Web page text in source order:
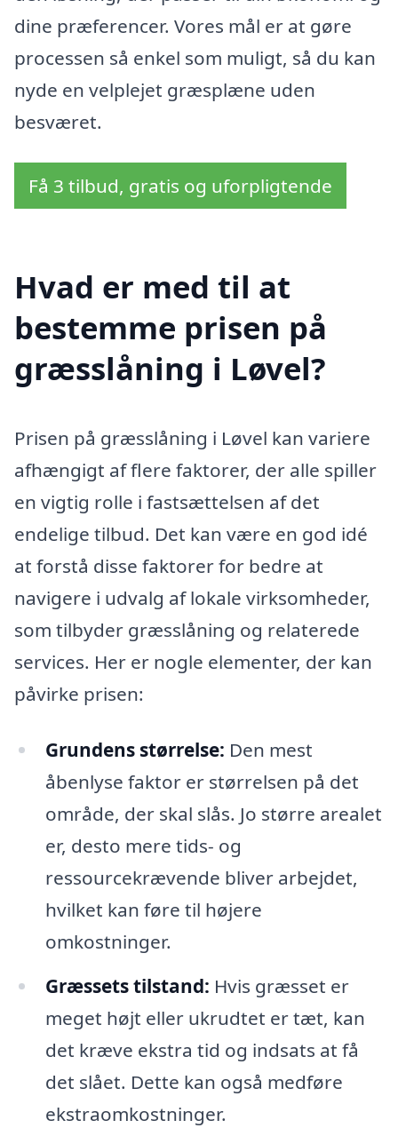
dine præferencer. Vores mål er at gøre
processen så enkel som muligt, så du kan
nyde en velplejet græsplæne uden
besværet.
Få 3 tilbud, gratis og uforpligtende
Hvad er med til at
bestemme prisen på
græsslåning i Løvel?
Prisen på græsslåning i Løvel kan variere
afhængigt af flere faktorer, der alle spiller
en vigtig rolle i fastsættelsen af det
endelige tilbud. Det kan være en god idé
at forstå disse faktorer for bedre at
navigere i udvalg af lokale virksomheder,
som tilbyder græsslåning og relaterede
services. Her er nogle elementer, der kan
påvirke prisen:
Grundens størrelse: Den mest
åbenlyse faktor er størrelsen på det
område, der skal slås. Jo større arealet
er, desto mere tids- og
ressourcekrævende bliver arbejdet,
hvilket kan føre til højere
omkostninger.
Græssets tilstand: Hvis græsset er
meget højt eller ukrudtet er tæt, kan
det kræve ekstra tid og indsats at få
det slået. Dette kan også medføre
ekstraomkostninger.